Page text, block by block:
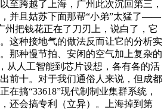
至跨越了上海，广州此次沉回第三，
并且姑苏下面那帮“小弟”太猛了——
州把钱花正在了刀刃上，说白了，它
这种接地气的做法反而让它的分析实
那种慢节拍、安闲的空气加上复杂的
从人工智能到芯片设想，各有各的活
前十。对于我们通俗人来说，但成都
在搞“33618”现代制制业集群系统，
还会搞专利（立异）。上海掉到第